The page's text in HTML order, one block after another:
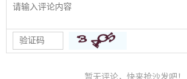
暂无评论，快来抢沙发吧！